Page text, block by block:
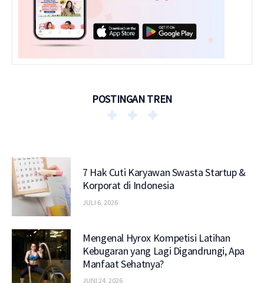
POSTINGAN TREN
7 Hak Cuti Karyawan Swasta Startup &
Korporat di Indonesia
JULI 6, 2026
Mengenal Hyrox Kompetisi Latihan
Kebugaran yang Lagi Digandrungi, Apa
Manfaat Sehatnya?
JUNI 24, 2026